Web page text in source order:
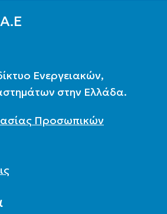
Ενεργειακών,
στην Ελλάδα.
Προσωπικών